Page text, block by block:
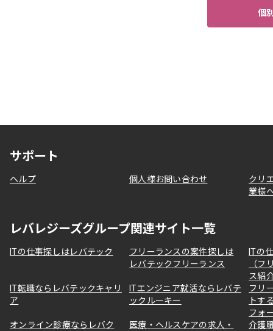
個
サポート
ヘルプ 個人様お問い合わせ
クリ
業様
レバレジーズグループ関連サイト一覧
ITの仕事探しはレバテック
フリーランスの案件探しは
レバテックフリーランス
ITの
（フ
ス紹
IT転職ならレバテックキャリ
ア
ITエンジニア就活ならレバテ
ックルーキー
フリ
トす
フォ
オンライン診療ならレバク
医療・ヘルスケアの求人・
介護